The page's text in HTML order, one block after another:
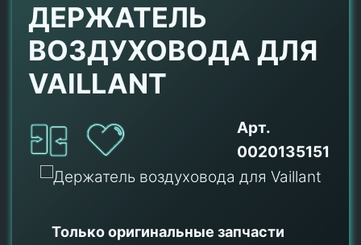
ДЕРЖАТЕЛЬ
ВОЗДУХОВОДА ДЛЯ
VAILLANT
Арт.
0020135151
Только оригинальные запчасти